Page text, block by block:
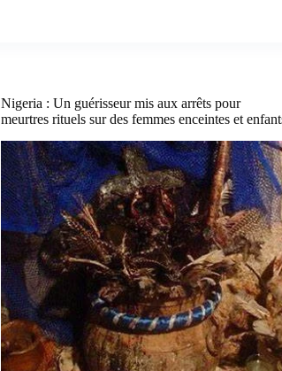
Nigeria : Un guérisseur mis aux arrêts pour
meurtres rituels sur des femmes enceintes et